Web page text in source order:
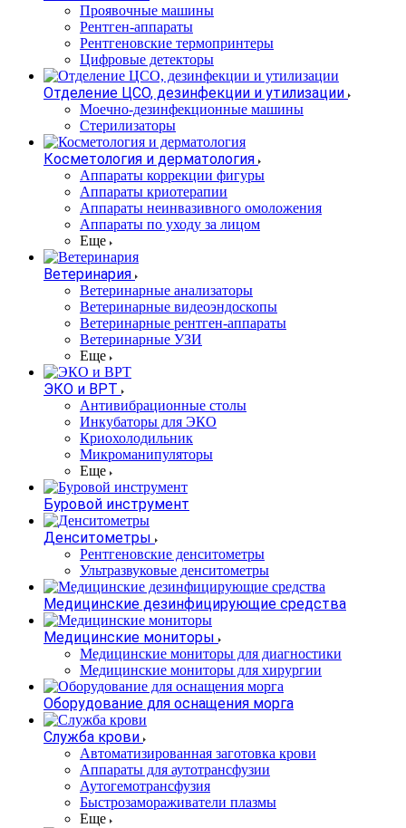
Проявочные машины
Рентген-аппараты
Рентгеновские термопринтеры
Цифровые детекторы
Отделение ЦСО, дезинфекции и утилизации
Моечно-дезинфекционные машины
Стерилизаторы
Косметология и дерматология
Аппараты коррекции фигуры
Аппараты криотерапии
Аппараты неинвазивного омоложения
Аппараты по уходу за лицом
Еще
Ветеринария
Ветеринарные анализаторы
Ветеринарные видеоэндоскопы
Ветеринарные рентген-аппараты
Ветеринарные УЗИ
Еще
ЭКО и ВРТ
Антивибрационные столы
Инкубаторы для ЭКО
Криохолодильник
Микроманипуляторы
Еще
Буровой инструмент
Денситометры
Рентгеновские денситометры
Ультразвуковые денситометры
Медицинские дезинфицирующие средства
Медицинские мониторы
Медицинские мониторы для диагностики
Медицинские мониторы для хирургии
Оборудование для оснащения морга
Служба крови
Автоматизированная заготовка крови
Аппараты для аутотрансфузии
Аутогемотрансфузия
Быстрозамораживатели плазмы
Еще